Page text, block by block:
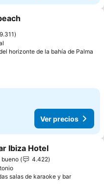
a favoritos
9.311
horizonte de la bahía de Palma
Ver precios
a favoritos
Ibiza Hotel
bueno
4.422
salas de karaoke y barVer